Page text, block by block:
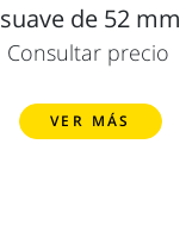
suave de 52 mm
Consultar precio
VER MÁS